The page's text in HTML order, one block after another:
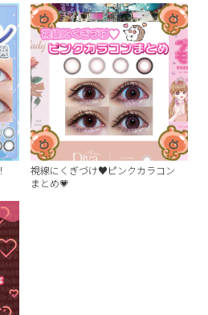
視線にくぎづけ♥ピンクカラコン
まとめ💗